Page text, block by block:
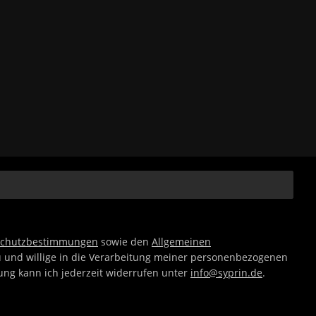
sowie den Allgemeinen
willige in die Verarbeitung meiner personenbezogenen
kann ich jederzeit widerrufen unter info@syprin.de.